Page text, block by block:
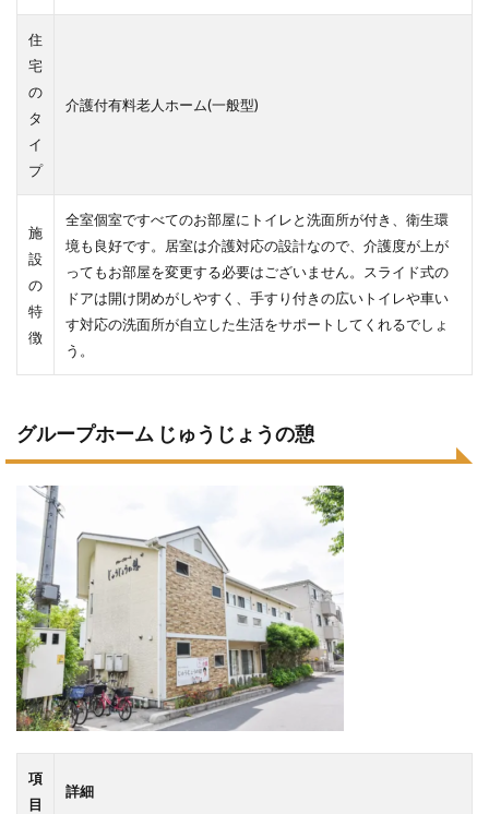
住
宅
の
タ
イ
プ
介護付有料老人ホーム(一般型)
施
設
の
特
徴
全室個室ですべてのお部屋にトイレと洗面所が付き、衛生環
境も良好です。居室は介護対応の設計なので、介護度が上が
ってもお部屋を変更する必要はございません。スライド式の
ドアは開け閉めがしやすく、手すり付きの広いトイレや車い
す対応の洗面所が自立した生活をサポートしてくれるでしょ
う。
グループホーム じゅうじょうの憩
項
目
詳細